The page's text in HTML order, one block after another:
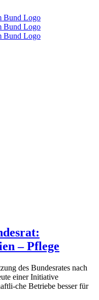
– Pflege
des Bundesrates nach
einer Initiative
che Betriebe besser für